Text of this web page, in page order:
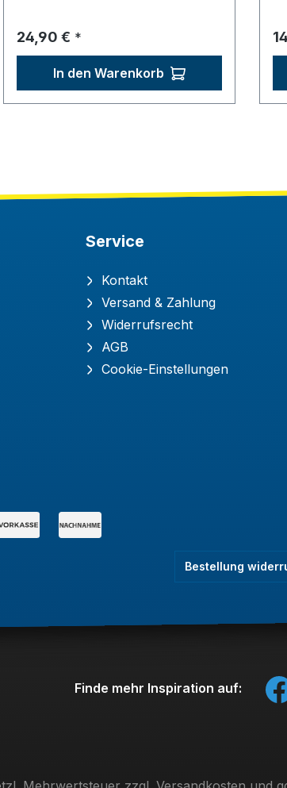
Regulärer Preis:
24,90 € *
In den Warenkorb
Service
Kontakt
Versand & Zahlung
Widerrufsrecht
AGB
Cookie-Einstellungen
Bestellung
Finde mehr Inspiration auf: